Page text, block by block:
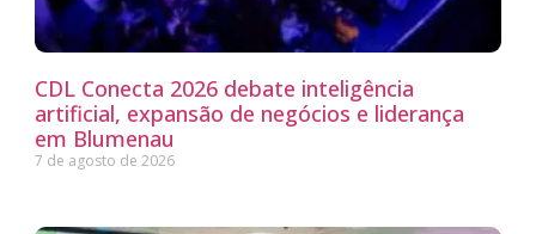
CDL Conecta 2026 debate inteligência
artificial, expansão de negócios e liderança
em Blumenau
7 de agosto de 2026